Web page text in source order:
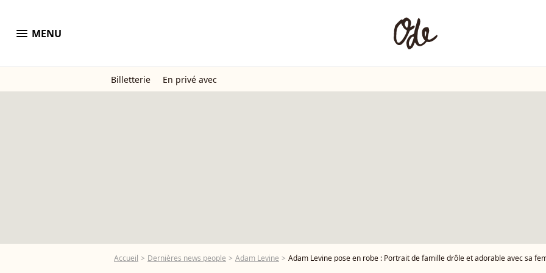
menu MENU
Billetterie En privé avec
Accueil Dernières news people Adam Levine Adam Levine pose en robe : Portrait de famille drôle et adorable avec sa